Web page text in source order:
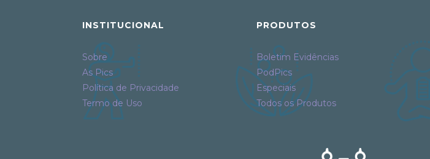
INSTITUCIONAL
Sobre
As Pics
Política de Privacidade
Termo de Uso
PRODUTOS
Boletim Evidências
PodPics
Especiais
Todos os Produtos